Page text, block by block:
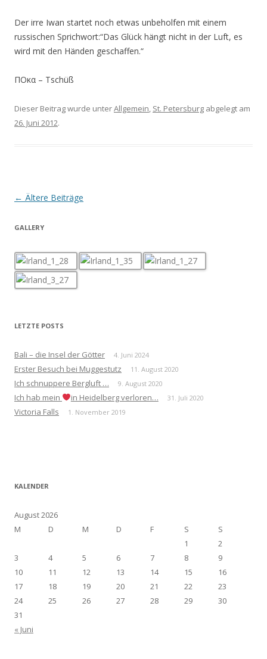
Der irre Iwan startet noch etwas unbeholfen mit einem
russischen Sprichwort:“Das Glück hängt nicht in der Luft, es
wird mit den Händen geschaffen.“
ΠΟκα – Tschüß
Dieser Beitrag wurde unterAllgemein, St. Petersburg abgelegt am
26. Juni 2012.
Beitrags-
← Ältere Beiträge
GALLERY
LETZTE POSTS
Bali – die Insel der Götter 4. Juni 2024
Erster Besuch bei Muggestutz 11. August 2020
Ich schnuppere Bergluft … 9. August 2020
Ich hab mein in Heidelberg verloren… 31. Juli 2020
Victoria Falls 1. November 2019
KALENDER
August 2026
M
D M D F S S
« Juni
1
2
3
4 5 6 7 8
9
10
11 12 13 14 15
16
17
18 19 20 21 22
23
24
25 26 27 28 29
30
31